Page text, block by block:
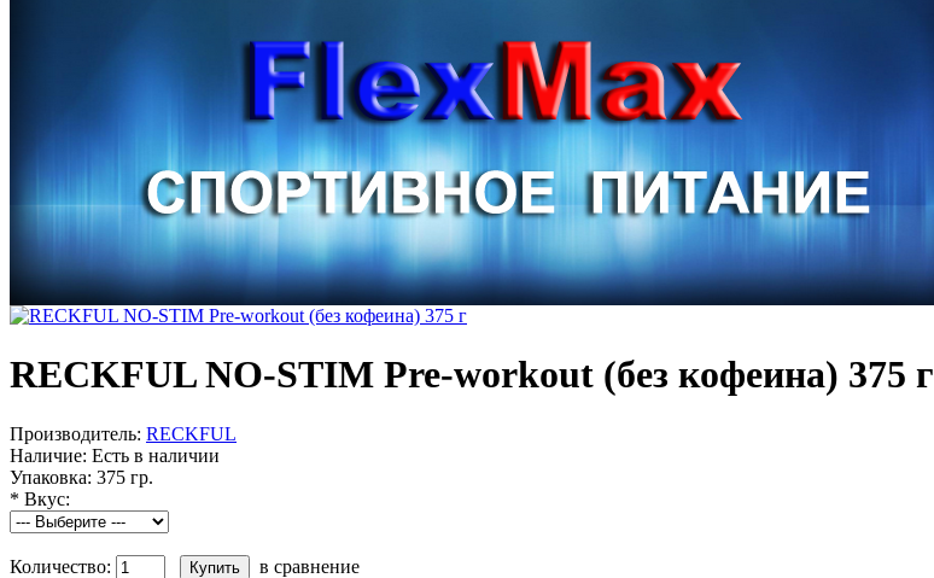
RECKFUL NO-STIM Pre-workout (без кофеина) 375 г
Производитель: RECKFUL
Наличие: Есть в наличии
Упаковка: 375 гр.
* Вкус:
Количество:
в сравнение